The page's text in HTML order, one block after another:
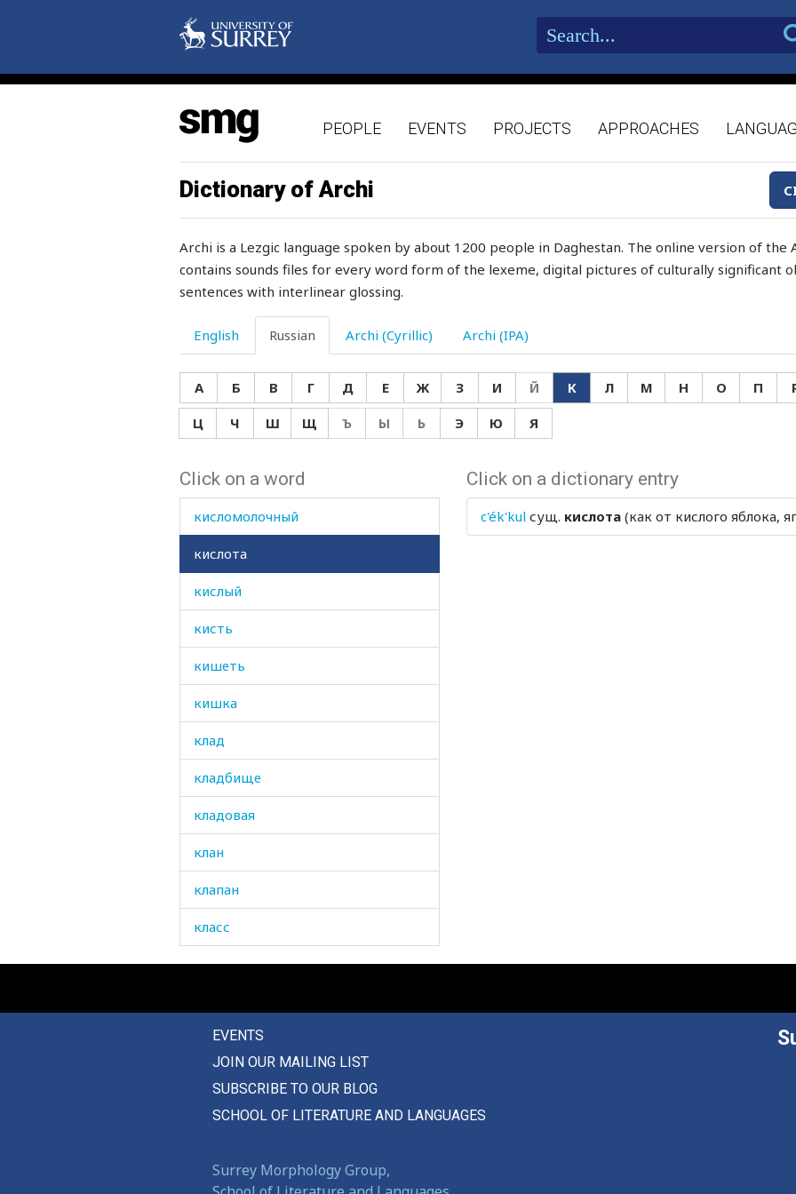
PEOPLE EVENTS PROJECTS APPROACHES
Dictionary of Archi
Archi is a Lezgic language spoken by about 1200 people in Daghestan. The online version of the
contains sounds files for every word form of the lexeme, digital pictures of culturally significant
sentences with interlinear glossing.
English Russian Archi (Cyrillic) Archi (IPA)
А Б В Г Д Е Ж З И Й К Л М Н О П
Ц
Ч Ш Щ Ъ Ы Ь Э Ю Я
Click on a word
керосинка
кидать
кизяк
килограмм
кинжал
кинотеатр
кипа
кипятить
кирка
кисловатый
кисломолочный
кислота
кислый
кисть
кишеть
кишка
клад
кладбище
кладовая
клан
клапан
класс
классики
классный
клевать
клеветать
Click on a dictionary entry
c'ék'kul сущ. кислота (как от кислого яблока,
EVENTS
JOIN OUR MAILING LIST
SUBSCRIBE TO OUR BLOG
SCHOOL OF LITERATURE AND LANGUAGES
Surrey Morphology Group,